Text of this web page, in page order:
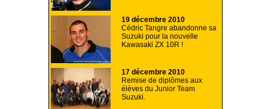
19 décembre 2010
Cédric Tangre abandonne sa
Suzuki pour la nouvelle
Kawasaki ZX 10R !
17 décembre 2010
Remise de diplômes aux
élèves du Junior Team
Suzuki.